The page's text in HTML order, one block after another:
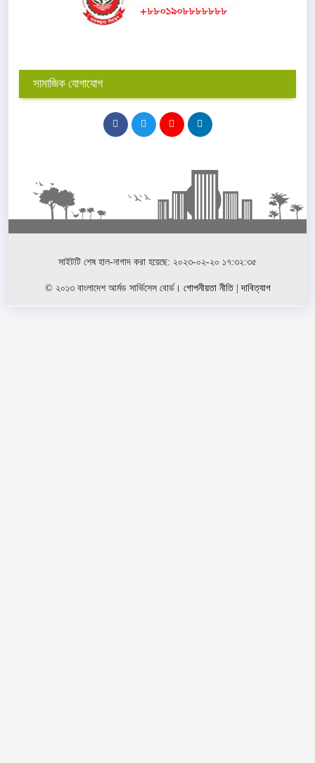
সামাজিক যোগাযোগ
সাইটটি শেষ হাল-নাগাদ করা হয়েছে: ২০২৩-০২-২০ ১৭:৩২:৩৫
© ২০১৩ বাংলাদেশ আর্মড সার্ভিসেস বোর্ড। গোপনীয়তা নীতি|দাবিত্যাগ